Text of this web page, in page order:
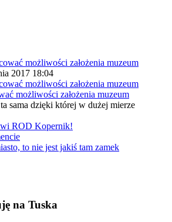
2017 18:04
możliwości założenia muzeum
sama dzięki której w dużej mierze
ROD Kopernik!
to nie jest jakiś tam zamek
na Tuska